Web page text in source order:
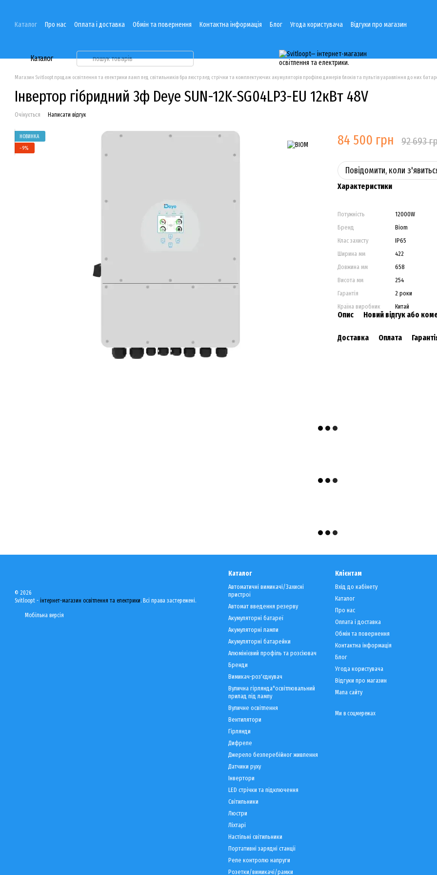
Каталог Про нас Оплата і доставка Обмін та повернення Контактна інформація Блог Угода користувача Відгуки про магазин
Каталог
Магазин Svitloopt продаж освітлення та електрики ламп лед світильників бра люстр лед стрічки та комплектуючих акумуляторів профілю димерів блоків та пультів уаравління до них
Інвертор гібридний 3ф Deye SUN-12K-SG04LP3-EU 12кВт 48V
Очікується Написати відгук
НОВИНКА
−9%
84 500 грн 92 693
Повідомити, коли
Характеристики
Потужність
12000W
Бренд
Biom
Клас захисту
IP65
Ширина мм
422
Довжина мм
658
Висота мм
254
Гарантія
2 роки
Країна виробник
Китай
Опис Новий відгук або
Доставка Оплата
© 2026
Svitloopt - інтернет-магазин освітлення та електрики. Всі права застережені.
Мобільна версія
Каталог
Автоматичні вимикачі/Захисні
пристрої
Автомат введення резерву
Акумуляторні батареї
Акумуляторні лампи
Акумуляторні батарейки
Алюмінієвий профіль та розсіювач
Бренди
Вимикач-роз'єднувач
Вулична гірлянда*освітлювальний
прилад під лампу
Вуличне освітлення
Вентилятори
Гірлянди
Дифреле
Джерело безперебійног живлення
Датчики руху
Інвертори
LED cтрічки та підключення
Світильники
Люстри
Ліхтарі
Настільні світильники
Портативні зарядні станції
Реле контролю напруги
Розетки/вимикачі/рамки
Клієнтам
Вхід до кабінету
Каталог
Про нас
Оплата і доставка
Обмін та повернення
Контактна інформація
Блог
Угода користувача
Відгуки про магазин
Мапа сайту
Ми в соцмережах